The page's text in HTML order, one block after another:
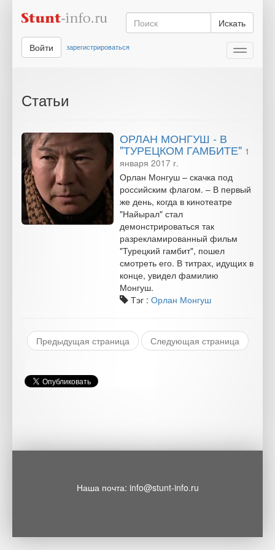
Искать
Toggle
Войти зарегистрироваться
Статьи
ОРЛАН МОНГУШ - В
"ТУРЕЦКОМ ГАМБИТЕ" 1
января 2017 г.
Орлан Монгуш – скачка под
российским флагом. – В первый
же день, когда в кинотеатре
"Найырал" стал
демонстрироваться так
разрекламированный фильм
"Турецкий гамбит", пошел
смотреть его. В титрах, идущих в
конце, увидел фамилию
Монгуш.
Тэг : Орлан Монгуш
Предыдущая страница Следующая страница
Наша почта: info@stunt-info.ru